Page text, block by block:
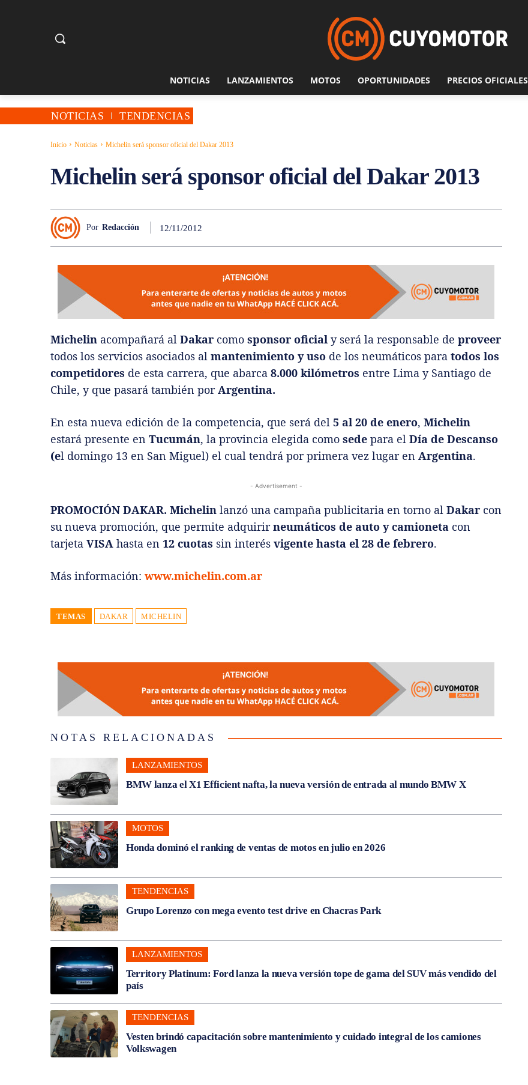
NOTICIAS LANZAMIENTOS MOTOS OPORTUNIDADES PRECIOS OFICIALES
NOTICIAS TENDENCIAS
Inicio Noticias Michelin será sponsor oficial del Dakar 2013
Michelin será sponsor oficial del Dakar 2013
Por Redacción 12/11/2012
Michelin acompañará al Dakar como sponsor oficial y será la responsable de proveer
todos los servicios asociados al mantenimiento y uso de los neumáticos para todos los
competidores de esta carrera, que abarca 8.000 kilómetros entre Lima y Santiago de
Chile, y que pasará también porArgentina.
En esta nueva edición de la competencia, que será del 5 al 20 de enero, Michelin
estará presente en Tucumán, la provincia elegida como sede para el Día de Descanso
(el domingo 13 en San Miguel) el cual tendrá por primera vez lugar en Argentina.
- Advertisement -
PROMOCIÓN DAKAR. Michelin lanzó una campaña publicitaria en torno al Dakar con
su nueva promoción, que permite adquirirneumáticos de auto y camioneta con
tarjeta VISA hasta en 12 cuotas sin interés vigente hasta el 28 de febrero.
Más información: www.michelin.com.ar
TEMAS DAKAR MICHELIN
NOTAS RELACIONADAS
LANZAMIENTOS
BMW lanza el X1 Efficient nafta, la nueva versión de entrada al mundo BMW X
MOTOS
Honda dominó el ranking de ventas de motos en julio en 2026
TENDENCIAS
Grupo Lorenzo con mega evento test drive en Chacras Park
LANZAMIENTOS
Territory Platinum: Ford lanza la nueva versión tope de gama del SUV más vendido del
país
TENDENCIAS
Vesten brindó capacitación sobre mantenimiento y cuidado integral de los camiones
Volkswagen